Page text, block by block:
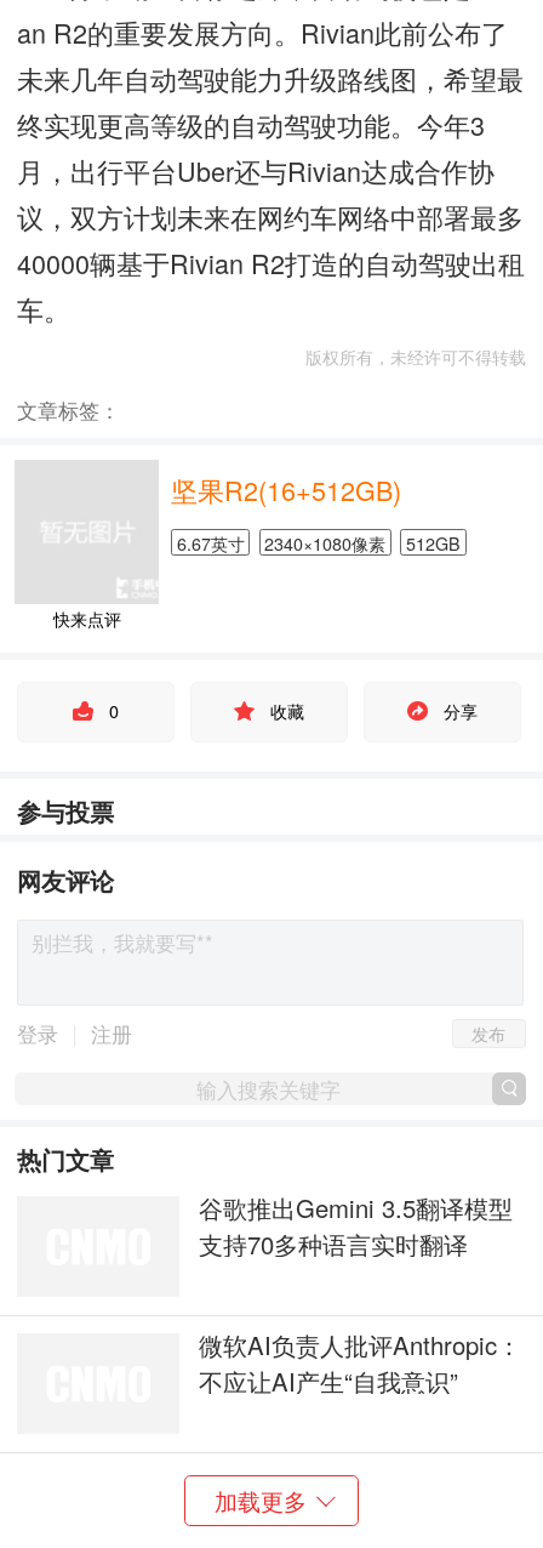
an R2的重要发展方向。Rivian此前公布了
未来几年自动驾驶能力升级路线图，希望最
终实现更高等级的自动驾驶功能。今年3
月，出行平台Uber还与Rivian达成合作协
议，双方计划未来在网约车网络中部署最多
40000辆基于Rivian R2打造的自动驾驶出租
车。
版权所有，未经许可不得转载
文章标签：
快来点评
坚果R2(16+512GB)
6.67英寸 2340×1080像素 512GB
0 收藏 分享
参与投票
网友评论
登录 注册 发布
热门文章
谷歌推出Gemini 3.5翻译模型
支持70多种语言实时翻译
微软AI负责人批评Anthropic：
不应让AI产生“自我意识”
加载更多